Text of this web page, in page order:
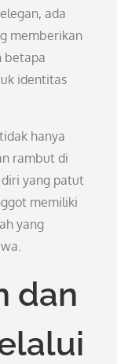
ada
memberikan
betapa
identitas
hanya
rambut di
yang patut
memiliki
yang
dan